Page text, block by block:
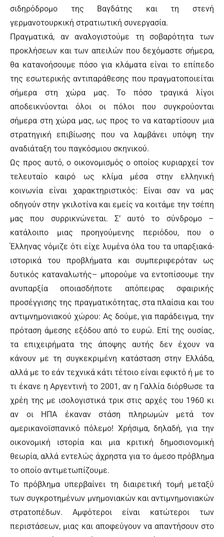
σιδηρόδρομο της Βαγδάτης και τη στενή
γερμανοτουρκική στρατιωτική συνεργασία.
Πραγματικά, αν αναλογιστούμε τη σοβαρότητα των
προκλήσεων και των απειλών που δεχόμαστε σήμερα,
θα κατανοήσουμε πόσο για κλάματα είναι το επίπεδο
της εσωτερικής αντιπαράθεσης που πραγματοποιείται
σήμερα στη χώρα μας. Το πόσο τραγικά λίγοι
αποδεικνύονται όλοι οι πόλοι που συγκρούονται
σήμερα στη χώρα μας, ως προς το να καταρτίσουν μια
στρατηγική επιβίωσης που να λαμβάνει υπόψη την
αναδιάταξη του παγκόσμιου σκηνικού.
Ως προς αυτό, ο οικονομισμός ο οποίος κυριαρχεί τον
τελευταίο καιρό ως κλίμα μέσα στην ελληνική
κοινωνία είναι χαρακτηριστικός: Είναι σαν να μας
οδηγούν στην γκιλοτίνα και εμείς να κοιτάμε την τσέπη
μας που συρρικνώνεται. Σ’ αυτό το σύνδρομο –
κατάλοιπο μιας προηγούμενης περιόδου, που ο
Έλληνας νόμιζε ότι είχε λυμένα όλα του τα υπαρξιακά-
ιστορικά του προβλήματα και συμπεριφερόταν ως
δυτικός καταναλωτής– μπορούμε να εντοπίσουμε την
ανυπαρξία οποιασδήποτε απόπειρας σφαιρικής
προσέγγισης της πραγματικότητας, στα πλαίσια και του
αντιμνημονιακού χώρου: Ας δούμε, για παράδειγμα, την
πρόταση άμεσης εξόδου από το ευρώ. Επί της ουσίας,
τα επιχειρήματα της άποψης αυτής δεν έχουν να
κάνουν με τη συγκεκριμένη κατάσταση στην Ελλάδα,
αλλά με το εάν τεχνικά κάτι τέτοιο είναι εφικτό ή με το
τι έκανε η Αργεντινή το 2001, αν η Γαλλία διόρθωσε τα
χρέη της με ισολογιστικά τρικ στις αρχές του 1960 κι
αν οι ΗΠΑ έκαναν στάση πληρωμών μετά τον
αμερικανοϊσπανικό πόλεμο! Χρήσιμα, δηλαδή, για την
οικονομική ιστορία και μια κριτική δημοσιονομική
θεωρία, αλλά εντελώς άχρηστα για το άμεσο πρόβλημα
το οποίο αντιμετωπίζουμε.
Το πρόβλημα υπερβαίνει τη διαιρετική τομή μεταξύ
των συγκροτημένων μνημονιακών και αντιμνημονιακών
στρατοπέδων. Αμφότεροι είναι κατώτεροι των
περιστάσεων, μιας και αποφεύγουν να απαντήσουν στο